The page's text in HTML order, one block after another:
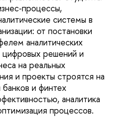
системы в
от постановки
аналитических
решений и
на реальных
и проекты строятся на
банков и финтех
аналитика
процессов.